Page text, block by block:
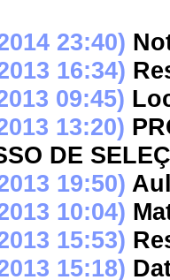
23:40)
16:34)
09:45)
13:20)
DE
19:50)
10:04)
15:53)
15:18)